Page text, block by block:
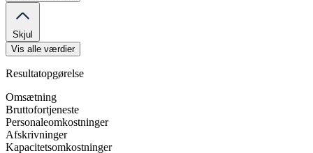
Skjul
Vis alle værdier
Resultatopgørelse
Omsætning
Bruttofortjeneste
Personaleomkostninger
Afskrivninger
Kapacitetsomkostninger